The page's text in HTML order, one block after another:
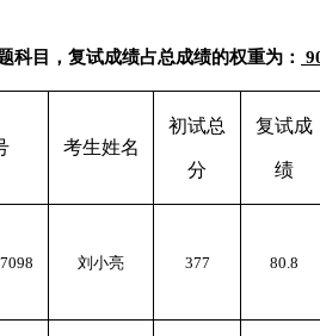
科目，复试成绩占总成绩的权重为：
考生姓名
初试总
分
复试成
绩
刘小亮 377 80.8